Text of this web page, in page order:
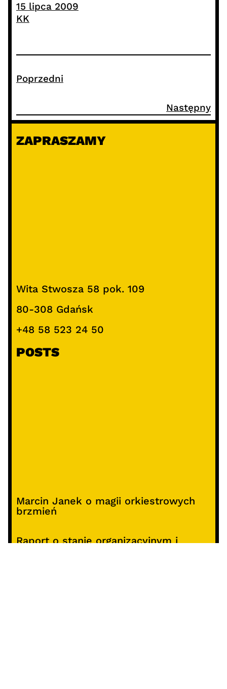
15 lipca 2009
KK
Poprzedni
Następny
ZAPRASZAMY
Wita Stwosza 58 pok. 109
80-308 Gdańsk
+48 58 523 24 50
POSTS
Marcin Janek o magii orkiestrowych
brzmień
Raport o stanie organizacyjnym i